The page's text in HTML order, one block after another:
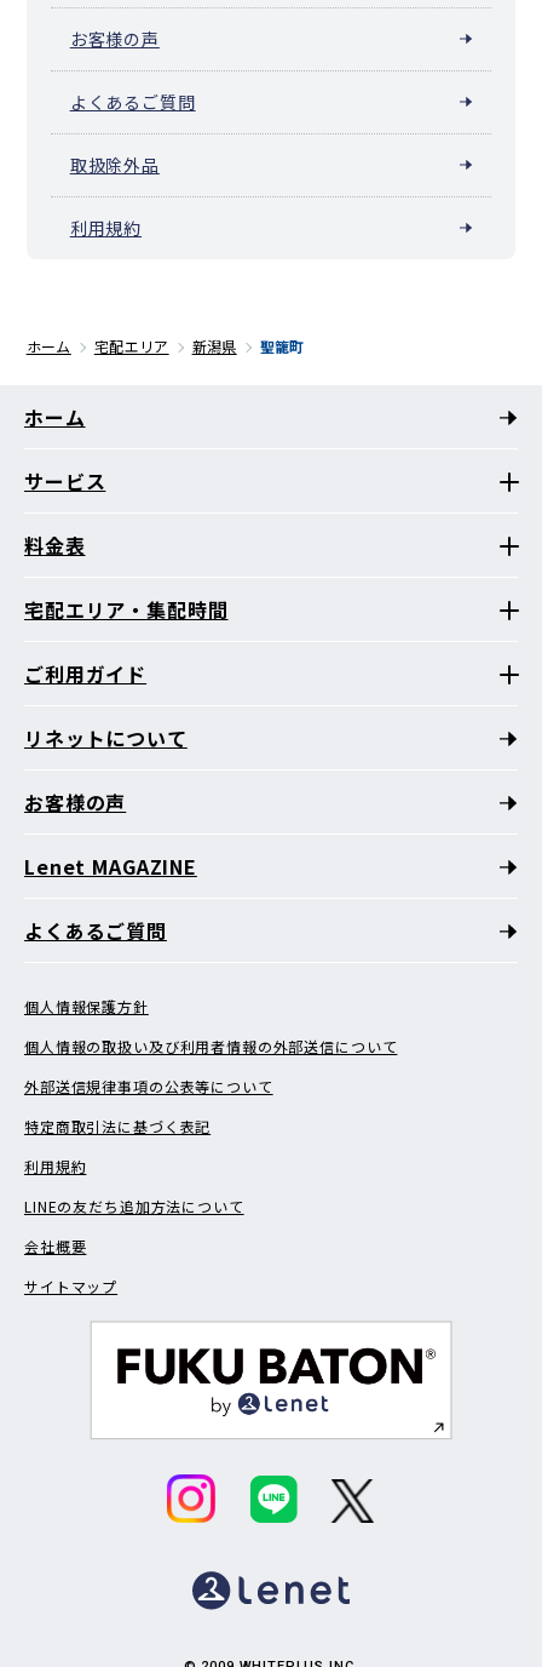
お客様の声
よくあるご質問
取扱除外品
利用規約
ホーム 宅配エリア 新潟県 聖籠町
ホーム
サービス
料金表
宅配エリア・集配時間
ご利用ガイド
リネットについて
お客様の声
Lenet MAGAZINE
よくあるご質問
個人情報保護方針
個人情報の取扱い及び利用者情報の外部送信について
外部送信規律事項の公表等について
特定商取引法に基づく表記
利用規約
LINEの友だち追加方法について
会社概要
サイトマップ